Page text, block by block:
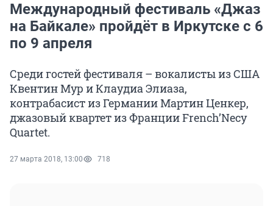
Международный фестиваль «Джаз
на Байкале» пройдёт в Иркутске с 6
по 9 апреля
Среди гостей фестиваля – вокалисты из США
Квентин Мур и Клаудиа Элиаза,
контрабасист из Германии Мартин Ценкер,
джазовый квартет из Франции French’Necy
Quartet.
27 марта 2018, 13:00 718